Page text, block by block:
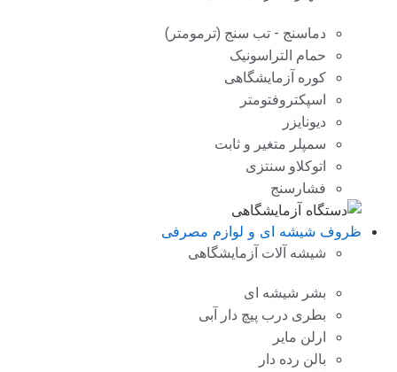
دماسنج - تب سنج (ترمومتر)
حمام التراسونیک
کوره آزمایشگاهی
اسپکتروفتومتر
دیونایزر
سمپلر متغیر و ثابت
اتوکلاو سنتزی
فشارسنج
ظروف شیشه ای و لوازم مصرفی
شیشه آلات آزمایشگاهی
بشر شیشه ای
بطری درب پیچ دار آبی
ارلن مایر
بالن رده دار